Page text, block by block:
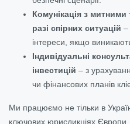
Комунікація з
разі спірних ситуацій –
інтереси, якщо
Індивідуальні
інвестицій – з
чи фінансових планів
Ми працюємо не тільки в
ключових юрисдикціях